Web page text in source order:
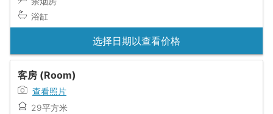
浴缸
选择日期以查看价格
客房 (Room)
查看照片
29平方米